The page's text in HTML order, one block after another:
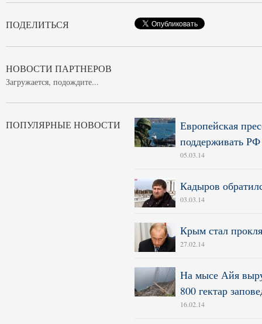
ПОДЕЛИТЬСЯ
НОВОСТИ ПАРТНЕРОВ
Загружается, подождите...
ПОПУЛЯРНЫЕ НОВОСТИ
Европейская
поддерживать
05.03.14
Кадыров
03.03.14
Крым стал
27.02.14
На мысе Айя
800 гектар
16.02.14